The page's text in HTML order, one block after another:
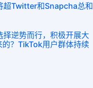
超Twitter和Snapcha总和
逆势而行，积极开展大
？TikTok用户群体持续